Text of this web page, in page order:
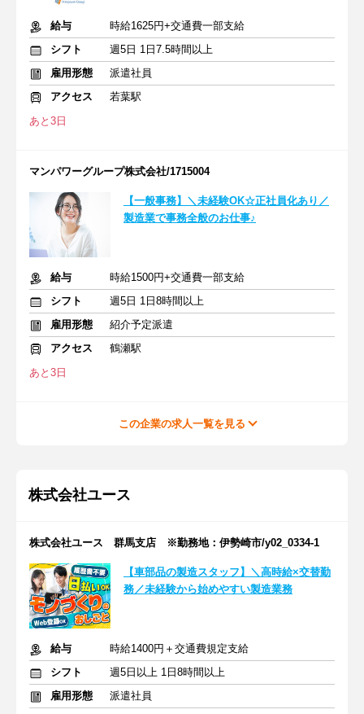
給与
時給1625円+交通費一部支給
シフト
週5日 1日7.5時間以上
雇用形態
派遣社員
アクセス
若葉駅
あと3日
マンパワーグループ株式会社/1715004
【一般事務】＼未経験OK☆正社員化あり／
製造業で事務全般のお仕事♪
給与
時給1500円+交通費一部支給
シフト
週5日 1日8時間以上
雇用形態
紹介予定派遣
アクセス
鶴瀬駅
あと3日
この企業の求人一覧を見る
株式会社ユース
株式会社ユース 群馬支店 ※勤務地：伊勢崎市/y02_0334-1
【車部品の製造スタッフ】＼高時給×交替勤
務／未経験から始めやすい製造業務
給与
時給1400円＋交通費規定支給
シフト
週5日以上 1日8時間以上
雇用形態
派遣社員